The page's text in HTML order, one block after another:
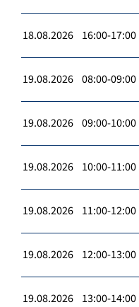
18.08.2026 16:00-17:00
19.08.2026 08:00-09:00
19.08.2026 09:00-10:00
19.08.2026 10:00-11:00
19.08.2026 11:00-12:00
19.08.2026 12:00-13:00
19.08.2026 13:00-14:00